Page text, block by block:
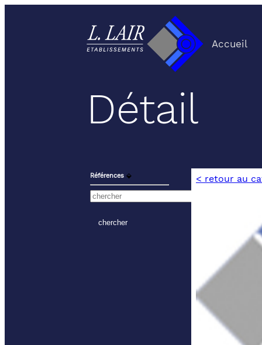
Accueil
Détail
Références ⬙ < retour au